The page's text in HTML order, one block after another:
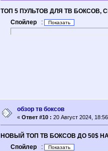
ТОП 5 ПУЛЬТОВ ДЛЯ ТВ БОКСОВ,
Спойлер
:
обзор тв боксов
« Ответ #10 : 20 Август 2024,
НОВЫЙ ТОП ТВ БОКСОВ ДО 50$ НА
Спойлер
: